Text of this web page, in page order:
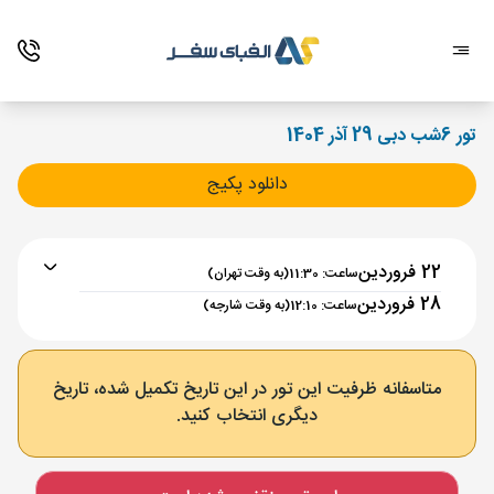
تور 6شب دبی 29 آذر 1404
دانلود پکیج
22 فروردین ساعت: 11:30 (به وقت تهران)
28 فروردین ساعت: 12:10 (به وقت شارجه)
برنامه رفت :
فرودگاه بین‌المللی امام خمینی IKA
شارجه , فرودگاه بین‌المللی شارجه
متاسفانه ظرفیت این تور در این تاریخ تکمیل شده، تاریخ
دیگری انتخاب کنید.